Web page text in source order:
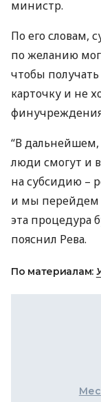
министр.
По его словам,
по желанию
чтобы
карточку и не
“В дальнейшем,
люди смогут и
на субсидию –
и мы перейдем
эта процедура
пояснил Рева.
По материалам: